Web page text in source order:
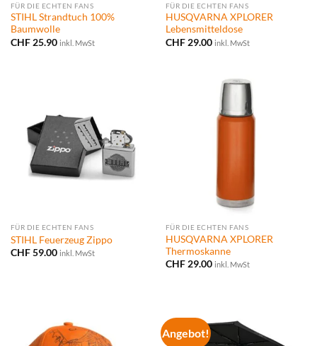
FÜR DIE ECHTEN FANS
STIHL Strandtuch 100%
Baumwolle
CHF25.90 inkl. MwSt
FÜR DIE ECHTEN FANS
HUSQVARNA XPLORER
Lebensmitteldose
CHF29.00 inkl. MwSt
FÜR DIE ECHTEN FANS
STIHL Feuerzeug Zippo
CHF59.00 inkl. MwSt
FÜR DIE ECHTEN FANS
HUSQVARNA XPLORER
Thermoskanne
CHF29.00 inkl. MwSt
Angebot!